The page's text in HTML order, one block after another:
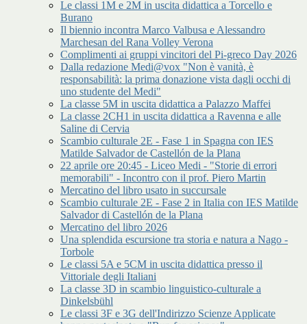
Le classi 1M e 2M in uscita didattica a Torcello e
Burano
Il biennio incontra Marco Valbusa e Alessandro
Marchesan del Rana Volley Verona
Complimenti ai gruppi vincitori del Pi-greco Day 2026
Dalla redazione Medi@vox "Non è vanità, è
responsabilità: la prima donazione vista dagli occhi di
uno studente del Medi"
La classe 5M in uscita didattica a Palazzo Maffei
La classe 2CH1 in uscita didattica a Ravenna e alle
Saline di Cervia
Scambio culturale 2E - Fase 1 in Spagna con IES
Matilde Salvador de Castellón de la Plana
22 aprile ore 20:45 - Liceo Medi - "Storie di errori
memorabili" - Incontro con il prof. Piero Martin
Mercatino del libro usato in succursale
Scambio culturale 2E - Fase 2 in Italia con IES Matilde
Salvador di Castellón de la Plana
Mercatino del libro 2026
Una splendida escursione tra storia e natura a Nago -
Torbole
Le classi 5A e 5CM in uscita didattica presso il
Vittoriale degli Italiani
La classe 3D in scambio linguistico-culturale a
Dinkelsbühl
Le classi 3F e 3G dell'Indirizzo Scienze Applicate